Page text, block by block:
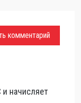
комментарий
начисляет